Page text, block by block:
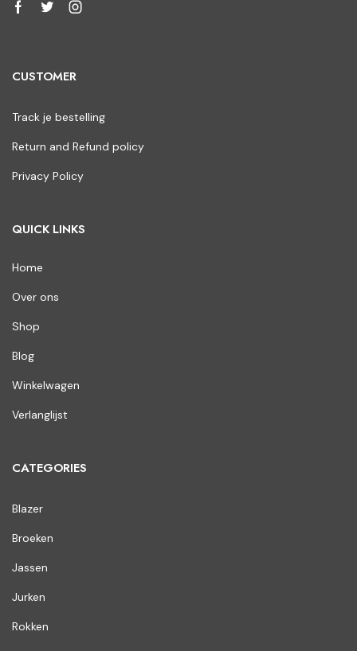
CUSTOMER
Track je bestelling
Return and Refund policy
Privacy Policy
QUICK LINKS
Home
Over ons
Shop
Blog
Winkelwagen
Verlanglijst
CATEGORIES
Blazer
Broeken
Jassen
Jurken
Rokken